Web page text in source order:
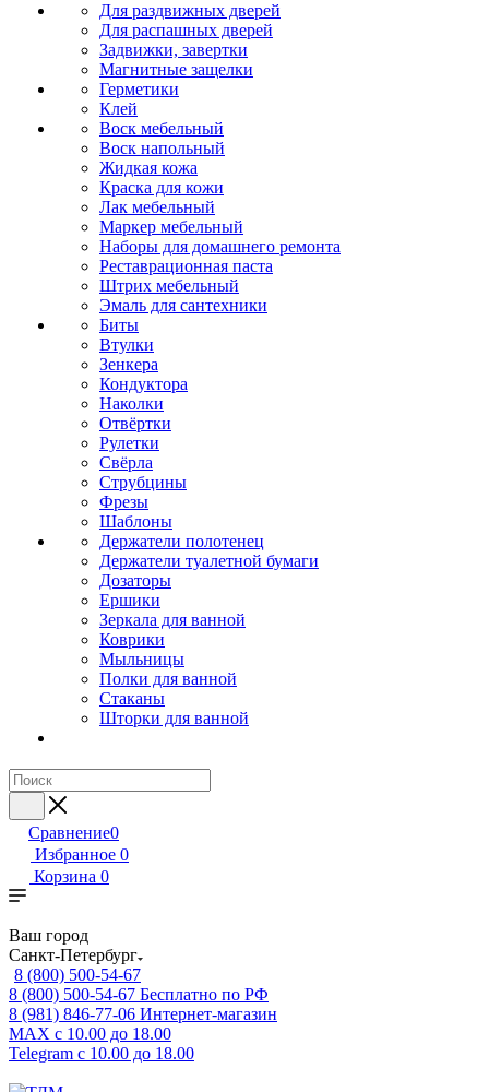
Для раздвижных дверей
Для распашных дверей
Задвижки, завертки
Магнитные защелки
Герметики
Клей
Воск мебельный
Воск напольный
Жидкая кожа
Краска для кожи
Лак мебельный
Маркер мебельный
Наборы для домашнего ремонта
Реставрационная паста
Штрих мебельный
Эмаль для сантехники
Биты
Втулки
Зенкера
Кондуктора
Наколки
Отвёртки
Рулетки
Свёрла
Струбцины
Фрезы
Шаблоны
Держатели полотенец
Держатели туалетной бумаги
Дозаторы
Ершики
Зеркала для ванной
Коврики
Мыльницы
Полки для ванной
Стаканы
Шторки для ванной
Сравнение0
Избранное 0
Корзина 0
Ваш город
Санкт-Петербург
8 (800) 500-54-67
8 (800) 500-54-67 Бесплатно по РФ
8 (981) 846-77-06 Интернет-магазин
MAX с 10.00 до 18.00
Telegram с 10.00 до 18.00